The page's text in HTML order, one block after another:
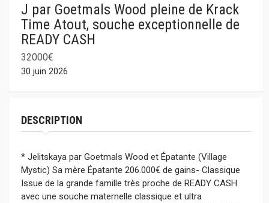
J par Goetmals Wood pleine de Krack
Time Atout, souche exceptionnelle de
READY CASH
32000€
30 juin 2026
DESCRIPTION
* Jelitskaya par Goetmals Wood et Épatante (Village
Mystic) Sa mère Épatante 206.000€ de gains- Classique
Issue de la grande famille très proche de READY CASH
avec une souche maternelle classique et ultra